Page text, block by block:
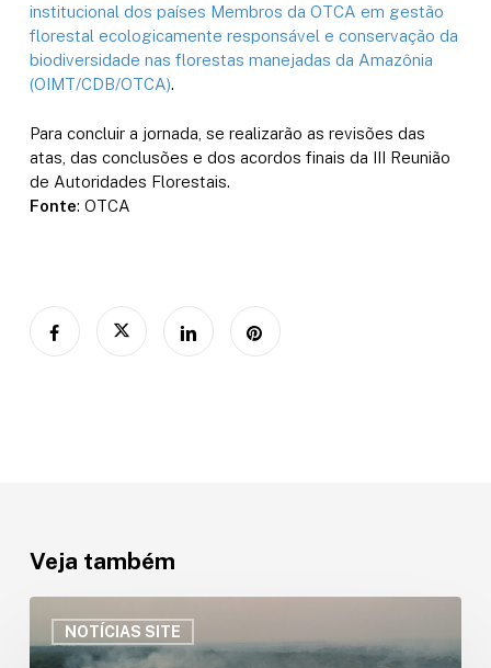
institucional dos países Membros da OTCA em gestão
florestal ecologicamente responsável e conservação da
biodiversidade nas florestas manejadas da Amazônia
(OIMT/CDB/OTCA).
Para concluir a jornada, se realizarão as revisões das
atas, das conclusões e dos acordos finais da III Reunião
de Autoridades Florestais.
Fonte: OTCA
Veja também
NOTÍCIAS SITE
lança
módulo